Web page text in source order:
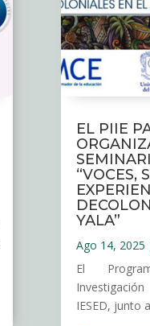
EL PIIE
“VOCES,
YALA”
Ago 14, 2025
El
IESED, junto